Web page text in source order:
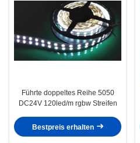
Führte doppeltes Reihe 5050
DC24V 120led/m rgbw Streifen
Bestpreis erhalten